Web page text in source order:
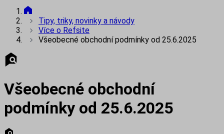
Tipy, triky, novinky a návody
Více o Refsite
Všeobecné obchodní podmínky od 25.6.2025
Všeobecné obchodní
podmínky od 25.6.2025